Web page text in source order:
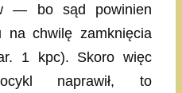
— bo sąd powinien
na chwilę zamknięcia
1 kpc). Skoro więc
naprawił, to